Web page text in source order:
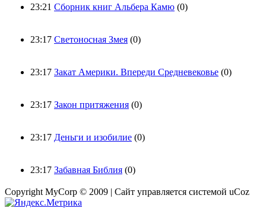
23:21 Сборник книг Альбера Камю (0)
23:17 Светоносная Змея (0)
23:17 Закат Америки. Впереди Средневековье (0)
23:17 Закон притяжения (0)
23:17 Деньги и изобилие (0)
23:17 Забавная Библия (0)
Copyright MyCorp © 2009 | Сайт управляется системой uCoz